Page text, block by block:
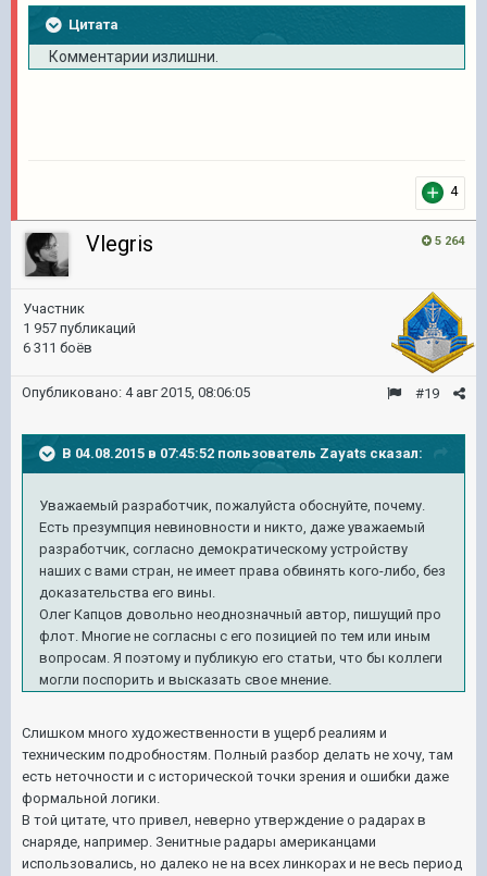
Цитата
Комментарии излишни.
4
5 264
Vlegris
Участник
1 957 публикаций
6 311 боёв
#19
Опубликовано: 4 авг 2015, 08:06:05
В 04.08.2015 в 07:45:52 пользователь Zayats сказал:
Уважаемый разработчик, пожалуйста обоснуйте, почему.
Есть презумпция невиновности и никто, даже уважаемый
разработчик, согласно демократическому устройству
наших с вами стран, не имеет права обвинять кого-либо, без
доказательства его вины.
Олег Капцов довольно неоднозначный автор, пишущий про
флот. Многие не согласны с его позицией по тем или иным
вопросам. Я поэтому и публикую его статьи, что бы коллеги
могли поспорить и высказать свое мнение.
Слишком много художественности в ущерб реалиям и
техническим подробностям. Полный разбор делать не хочу, там
есть неточности и с исторической точки зрения и ошибки даже
формальной логики.
В той цитате, что привел, неверно утверждение о радарах в
снаряде, например. Зенитные радары американцами
использовались, но далеко не на всех линкорах и не весь период